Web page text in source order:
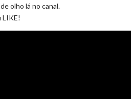
olho lá no canal.
LIKE!